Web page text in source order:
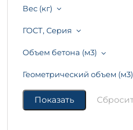
Вес (кг)
ГОСТ, Серия
Объем бетона (м3)
Геометрический объем (м3)